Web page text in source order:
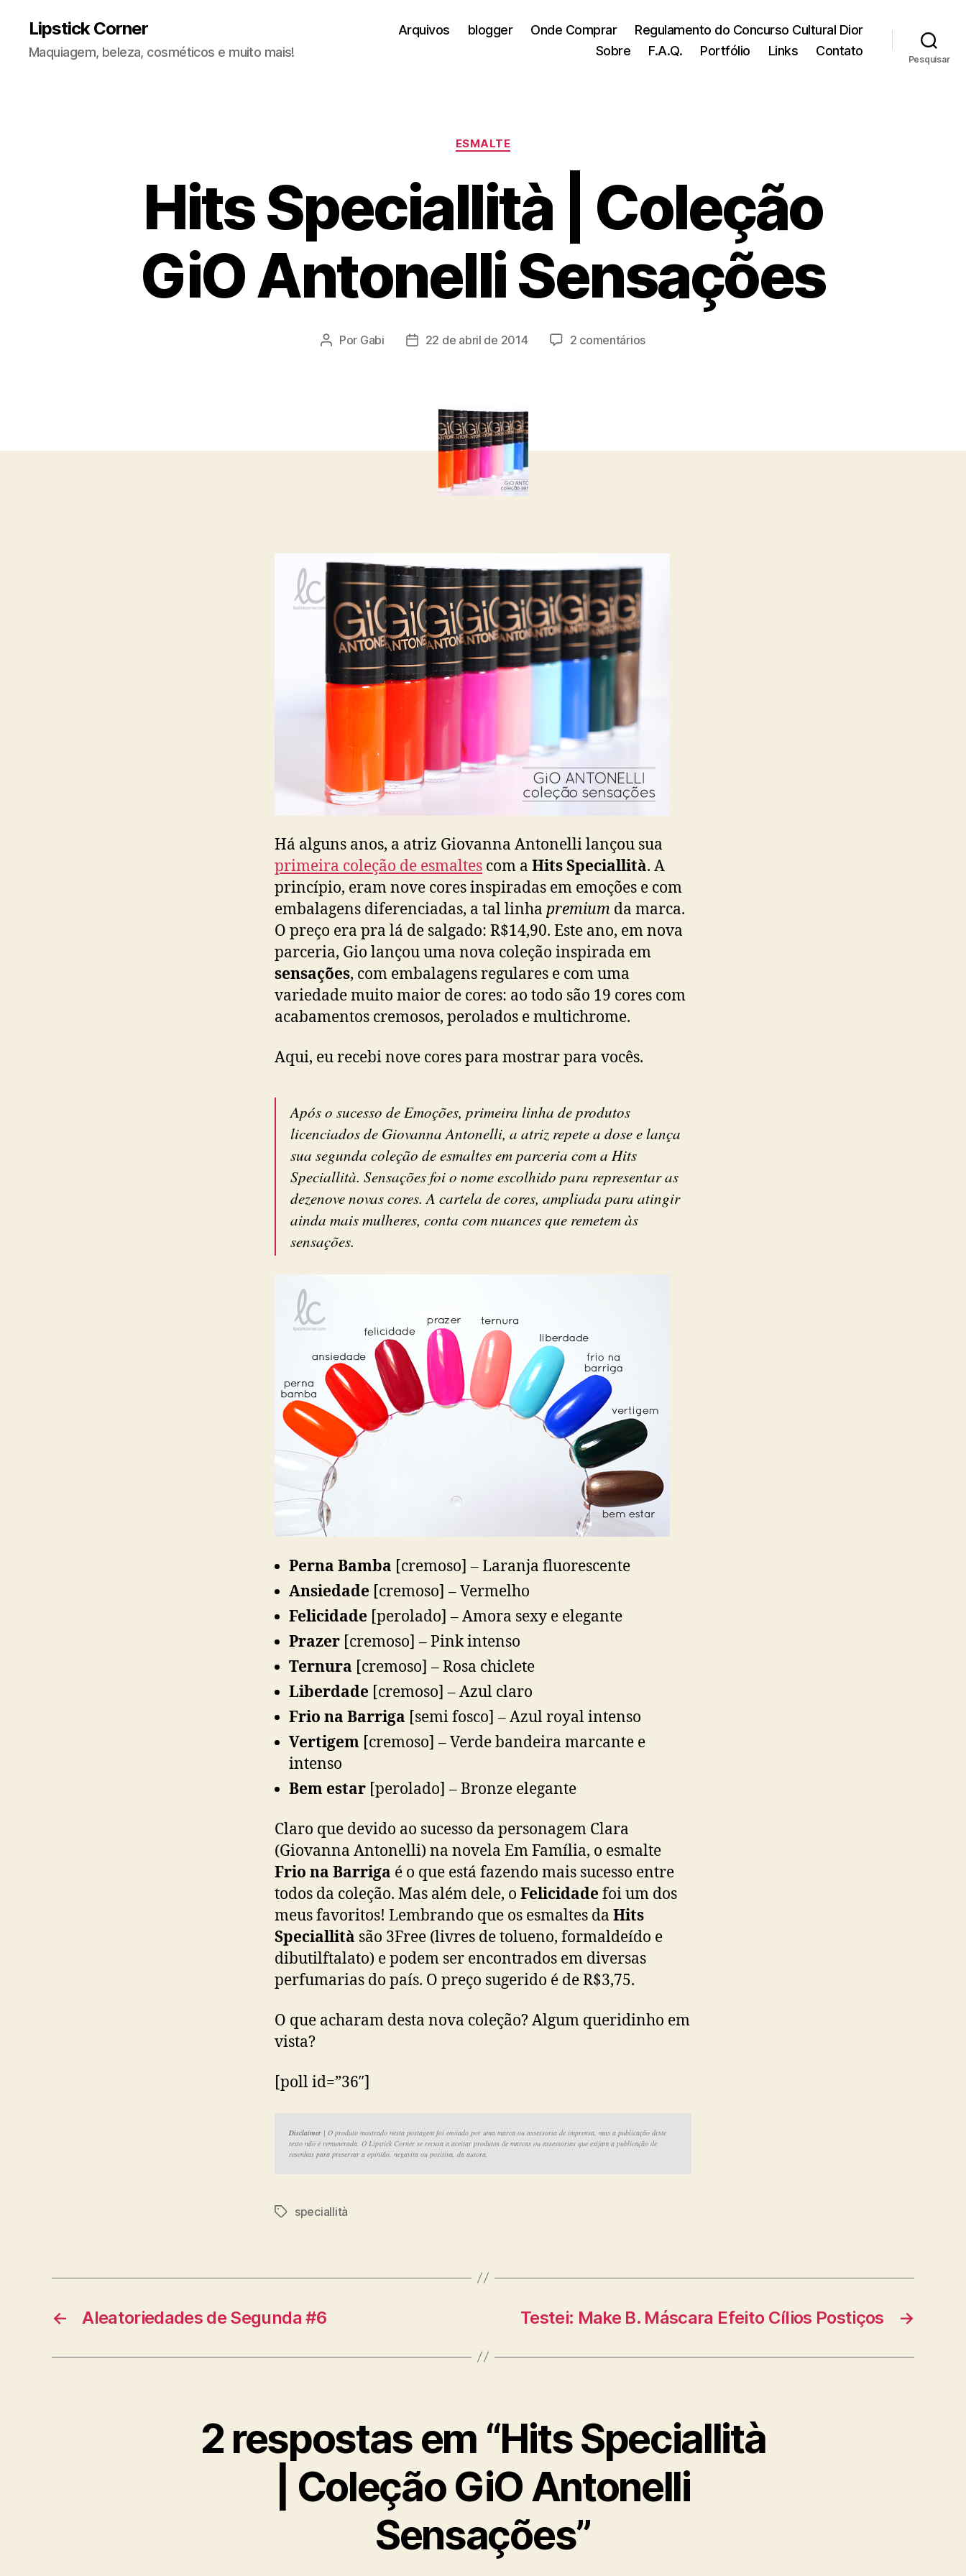
Lipstick Corner
Maquiagem, beleza, cosméticos e muito mais!
Arquivos blogger Onde Comprar
Regulamento do Concurso Cultural Dior
Sobre
F.A.Q. Portfólio Links Contato
Pesquisar
Categorias
ESMALTE
Hits Speciallità | Coleção
GiO Antonelli Sensações
Autor
Por Gabi
Data22 de abril de 2014 2 comentáriosem
Há alguns anos, a atriz Giovanna Antonelli lançou sua
primeira coleção de esmaltes com a Hits Speciallità. A
princípio, eram nove cores inspiradas em emoções e com
embalagens diferenciadas, a tal linha premium da marca.
O preço era pra lá de salgado: R$14,90. Este ano, em nova
parceria, Gio lançou uma nova coleção inspirada em
sensações, com embalagens regulares e com uma
variedade muito maior de cores: ao todo são 19 cores com
acabamentos cremosos, perolados e multichrome.
Aqui, eu recebi nove cores para mostrar para vocês.
Após o sucesso de Emoções, primeira linha de produtos
licenciados de Giovanna Antonelli, a atriz repete a dose e lança
sua segunda coleção de esmaltes em parceria com a Hits
Speciallità. Sensações foi o nome escolhido para representar as
dezenove novas cores. A cartela de cores, ampliada para atingir
ainda mais mulheres, conta com nuances que remetem às
sensações.
Perna Bamba [cremoso] – Laranja fluorescente
Ansiedade [cremoso] – Vermelho
Felicidade [perolado] – Amora sexy e elegante
Prazer [cremoso] – Pink intenso
Ternura [cremoso] – Rosa chiclete
Liberdade [cremoso] – Azul claro
Frio na Barriga [semi fosco] – Azul royal intenso
Vertigem [cremoso] – Verde bandeira marcante e
intenso
Bem estar [perolado] – Bronze elegante
Claro que devido ao sucesso da personagem Clara
(Giovanna Antonelli) na novela Em Família, o esmalte
Frio na Barriga é o que está fazendo mais sucesso entre
todos da coleção. Mas além dele, o Felicidadefoi um dos
meus favoritos! Lembrando que os esmaltes da Hits
Speciallità são 3Free (livres de tolueno, formaldeído e
dibutilftalato) e podem ser encontrados em diversas
perfumarias do país. O preço sugerido é de R$3,75.
O que acharam desta nova coleção? Algum queridinho em
vista?
[poll id=”36″]
Disclaimer | O produto mostrado nesta postagem foi enviado por uma marca ou assessoria de imprensa, mas a publicação deste
texto não é remunerada. O Lipstick Corner se recusa a aceitar produtos de marcas ou assessorias que exijam a publicação de
resenhas para preservar a opinião, negavita ou positiva, da autora.
Tagsspeciallità
← Aleatoriedades de Segunda #6 →
Testei: Make B. Máscara Efeito Cílios Postiços
2 respostas em “Hits Speciallità
| Coleção GiO Antonelli
Sensações”